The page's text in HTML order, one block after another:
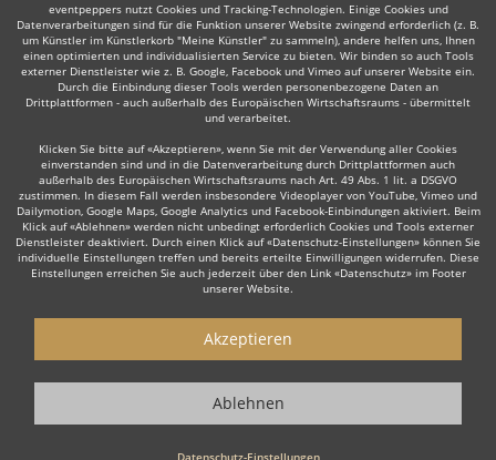
eventpeppers nutzt Cookies und Tracking-Technologien. Einige Cookies und
Datenverarbeitungen sind für die Funktion unserer Website zwingend erforderlich (z. B.
um Künstler im Künstlerkorb "Meine Künstler" zu sammeln), andere helfen uns, Ihnen
einen optimierten und individualisierten Service zu bieten. Wir binden so auch Tools
externer Dienstleister wie z. B. Google, Facebook und Vimeo auf unserer Website ein.
Durch die Einbindung dieser Tools werden personenbezogene Daten an
Drittplattformen - auch außerhalb des Europäischen Wirtschaftsraums - übermittelt
und verarbeitet.
Klicken Sie bitte auf «Akzeptieren», wenn Sie mit der Verwendung aller Cookies
einverstanden sind und in die Datenverarbeitung durch Drittplattformen auch
außerhalb des Europäischen Wirtschaftsraums nach Art. 49 Abs. 1 lit. a DSGVO
zustimmen. In diesem Fall werden insbesondere Videoplayer von YouTube, Vimeo und
Dailymotion, Google Maps, Google Analytics und Facebook-Einbindungen aktiviert. Beim
Klick auf «Ablehnen» werden nicht unbedingt erforderlich Cookies und Tools externer
Dienstleister deaktiviert. Durch einen Klick auf «Datenschutz-Einstellungen» können Sie
individuelle Einstellungen treffen und bereits erteilte Einwilligungen widerrufen. Diese
Einstellungen erreichen Sie auch jederzeit über den Link «Datenschutz» im Footer
unserer Website.
Datenschutz-Einstellungen
Akzeptieren
Ablehnen